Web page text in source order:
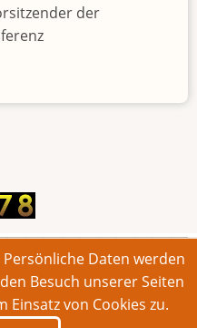
der
Rechte vorbehalten.
Daten werden
Besuch unserer Seiten
Einsatz von Cookies zu.